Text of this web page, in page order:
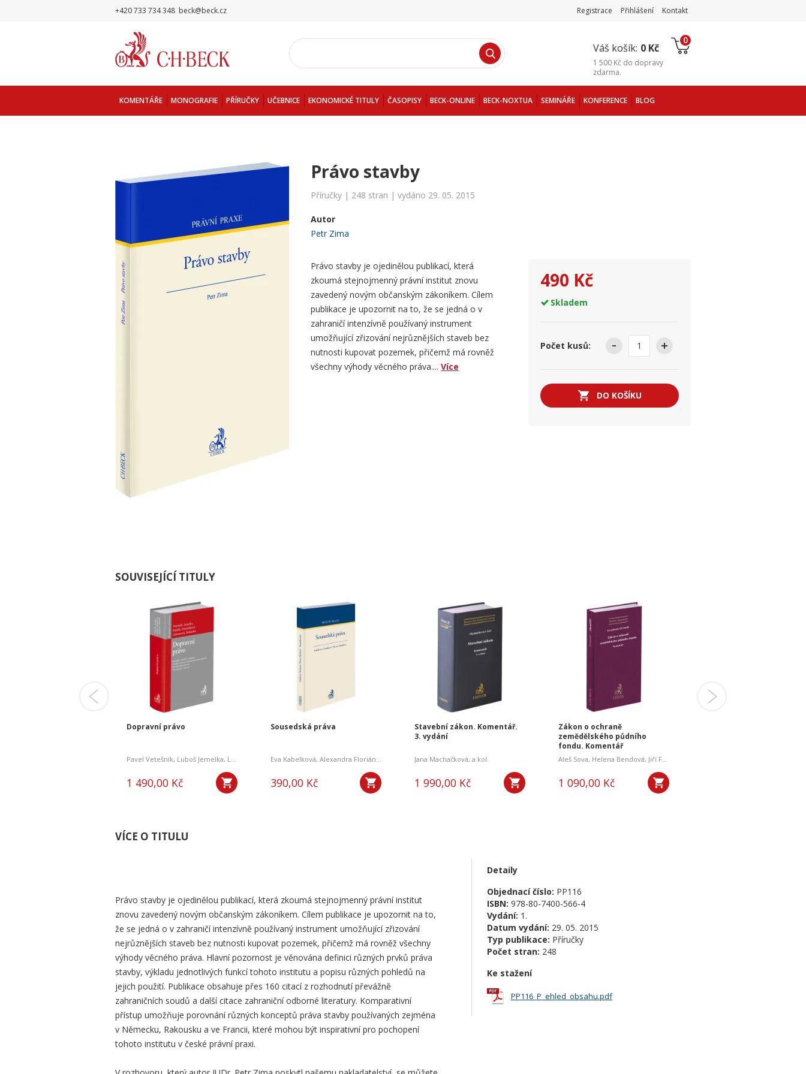
+420 733 734 348 beck@beck.cz Registrace Přihlášení Kontakt
Váš košík: 0 Kč
0
1 500 Kč do dopravy
zdarma.
KOMENTÁŘE MONOGRAFIE PŘÍRUČKY UČEBNICE EKONOMICKÉ TITULY ČASOPISY BECK-ONLINE BECK-NOXTUA SEMINÁŘE KONFERENCE BLOG
Právo stavby
Příručky | 248 stran | vydáno 29. 05. 2015
Autor
Petr Zima
490 Kč
Skladem
Počet kusů:
DO KOŠÍKU
Právo stavby je ojedinělou publikací, která
zkoumá stejnojmenný právní institut znovu
zavedený novým občanským zákoníkem. Cílem
publikace je upozornit na to, že se jedná o v
zahraničí intenzívně používaný instrument
umožňující zřizování nejrůznějších staveb bez
nutnosti kupovat pozemek, přičemž má rovněž
všechny výhody věcného práva.... Více
SOUVISEJÍCÍ TITULY
,Jiří Zicha,a kol.
Dopravní právo
Pavel Vetešník, Luboš Jemelka, Lukáš Potěšil ,Eva Vetešníková,Zuzana Adameová Lukáš Bohuslav
1 490,00 Kč
Sousedská práva
Eva Kabelková, Alexandra Floriánová Mojmír Přívara,Dana Růžičková
390,00 Kč
Stavební zákon. Komentář.
3. vydání
Jana Machačková, a kol.
1 990,00 Kč
Zákon o ochraně
zemědělského půdního
fondu. Komentář
Aleš Sova, Helena Bendová, Jiří Frančík
1 090,00 Kč
VÍCE O TITULU
Právo stavby je ojedinělou publikací, která zkoumá stejnojmenný právní institut
znovu zavedený novým občanským zákoníkem. Cílem publikace je upozornit na to,
že se jedná o v zahraničí intenzívně používaný instrument umožňující zřizování
nejrůznějších staveb bez nutnosti kupovat pozemek, přičemž má rovněž všechny
výhody věcného práva. Hlavní pozornost je věnována definici různých prvků práva
stavby, výkladu jednotlivých funkcí tohoto institutu a popisu různých pohledů na
jejich použití. Publikace obsahuje přes 160 citací z rozhodnutí převážně
zahraničních soudů a další citace zahraniční odborné literatury. Komparativní
přístup umožňuje porovnání různých konceptů práva stavby používaných zejména
v Německu, Rakousku a ve Francii, které mohou být inspirativní pro pochopení
tohoto institutu v české právní praxi.
Detaily
Objednací číslo: PP116
ISBN: 978-80-7400-566-4
Vydání: 1.
Datum vydání: 29. 05. 2015
Typ publikace: Příručky
Počet stran: 248
Ke stažení
PP116_P_ehled_obsahu.pdf